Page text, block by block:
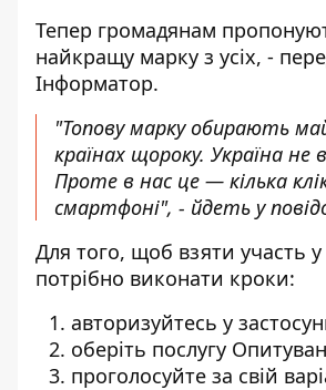
Тепер громадянам
найкращу марку з усіх, -
Інформатор.
"Топову марку обирають
країнах щороку. Україна не
Проте в нас це — кілька
смартфоні", - йдеть у
Для того, щоб взяти участь у
потрібно виконати кроки:
авторизуйтесь у
оберіть послугу
проголосуйте за свій